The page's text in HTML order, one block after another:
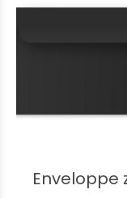
Enveloppe